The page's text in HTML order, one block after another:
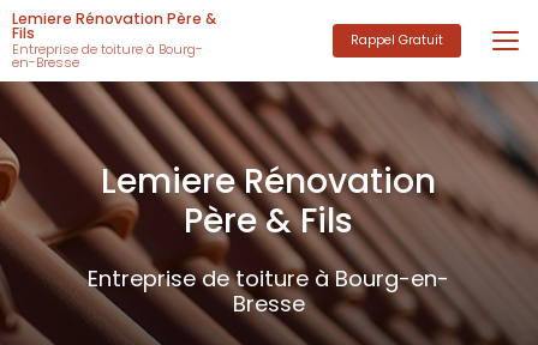
Aller
au
contenu
principal
Lemiere Rénovation Père &
Fils
Entreprise de toiture à Bourg-
en-Bresse
Rappel Gratuit
Lemiere Rénovation
Père & Fils
Entreprise de toiture à Bourg-en-
Bresse